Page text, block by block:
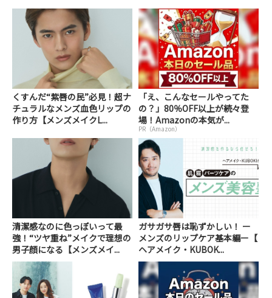
くすんだ“紫唇の民”必見！超ナ
チュラルなメンズ血色リップの
作り方【メンズメイクL...
「え、こんなセールやってた
の？」80％OFF以上が続々登
場！Amazonの本気が...
PR（Amazon）
清潔感なのに色っぽいって最
強！“ツヤ重ね”メイクで理想の
男子顔になる【メンズメイ...
ガサガサ唇は恥ずかしい！ ー
メンズのリップケア基本編ー【
ヘアメイク・KUBOK...